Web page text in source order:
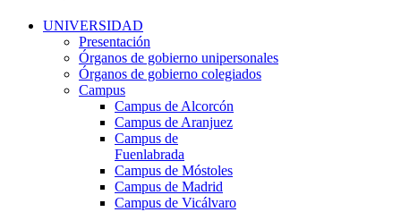
UNIVERSIDAD
Presentación
Órganos de gobierno unipersonales
Órganos de gobierno colegiados
Campus
Campus de Alcorcón
Campus de Aranjuez
Campus de
Fuenlabrada
Campus de Móstoles
Campus de Madrid
Campus de Vicálvaro